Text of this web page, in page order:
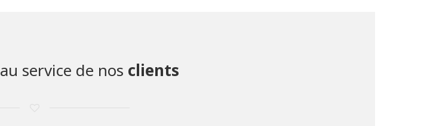
au service de nos clients